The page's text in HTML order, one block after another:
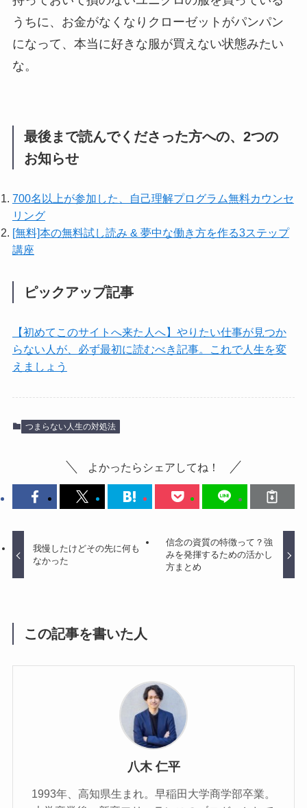
うちに、お金がなくなりクローゼットがパンパン
になって、本当に好きな服が買えない状態みたい
な。
最後まで読んでくださった方への、2つの
お知らせ
700名以上が参加した、自己理解プログラム無料カウンセ
リング
[無料]本の無料試し読み & 夢中な働き方を作る3ステップ
講座
ピックアップ記事
【初めてこのサイトへ来た人へ】やりたい仕事が見つか
らない人が、必ず最初に読むべき記事。これで人生を変
えましょう
つまらない人生の対処法
よかったらシェアしてね！
我慢したけどその先に何も
なかった
信念の資質の特徴って？強
みを発揮するための活かし
方まとめ
この記事を書いた人
八木 仁平
1993年、高知県生まれ。早稲田大学商学部卒業。